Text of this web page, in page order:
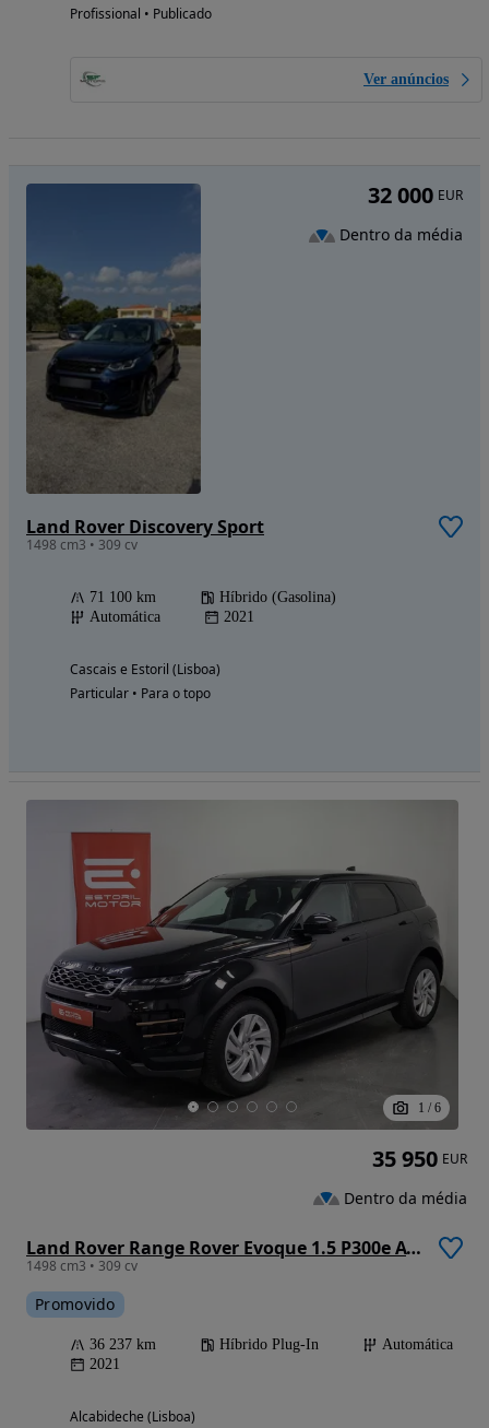
Profissional • Publicado
Ver anúncios
Land Rover Discovery Sport
1498 cm3 • 309 cv
71 100 km
Híbrido (Gasolina)
Automática
2021
Cascais e Estoril (Lisboa)
Particular • Para o topo
32 000 EUR
Dentro da média
1 / 6
Land Rover Range Rover Evoque 1.5 P300e AWD R-Dynamic S Auto
1498 cm3 • 309 cv
Promovido
36 237 km Híbrido Plug-In
Automática
2021
Alcabideche (Lisboa)
35 950 EUR
Dentro da média